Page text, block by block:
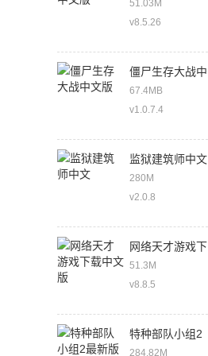
51.03M
v8.5.26
僵尸生存大战中
文版
67.4MB
v1.0.7.4
监狱建筑师中文
280M
v2.0.8
网络天才游戏下
载中文版
51.3M
v8.8.5
特种部队小组2
最新版
284.82M